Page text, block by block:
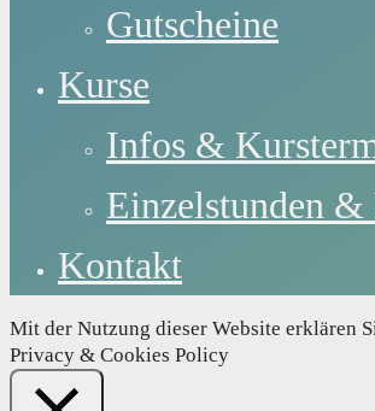
Gutscheine
Kurse
Infos &
Einzelstunden
Kontakt
Mit der Nutzung dieser Website erklären
Privacy & Cookies Policy